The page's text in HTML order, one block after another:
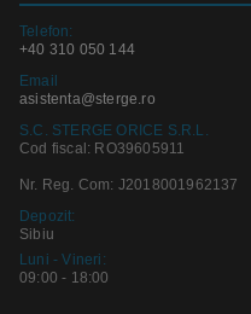
Telefon:
+40 310 050 144
Email
asistenta@sterge.ro
S.C. STERGE ORICE S.R.L.
Cod fiscal: RO39605911
Nr. Reg. Com: J2018001962137
Depozit:
Sibiu
Luni - Vineri:
09:00 - 18:00